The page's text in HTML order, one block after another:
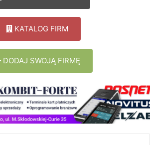
KATALOG FIRM
DODAJ SWOJĄ FIRMĘ